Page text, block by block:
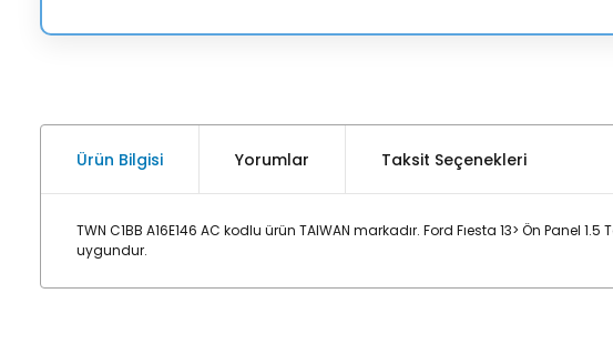
Ürün Bilgisi Yorumlar Taksit Seçenekleri
TWN C1BB A16E146 AC kodlu ürün TAIWAN markadır. Ford Fıesta 13> Ön
uygundur.